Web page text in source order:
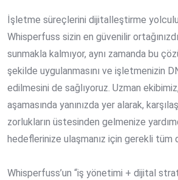
İşletme süreçlerini dijitalleştirme
Whisperfuss sizin en güvenilir
sunmakla kalmıyor, aynı zamanda bu
şekilde uygulanmasını ve işletmenizin
edilmesini de sağlıyoruz. Uzman
aşamasında yanınızda yer alarak,
zorlukların üstesinden gelmenize
hedeflerinize ulaşmanız için gerekli tüm
Whisperfuss’un “iş yönetimi + dijital